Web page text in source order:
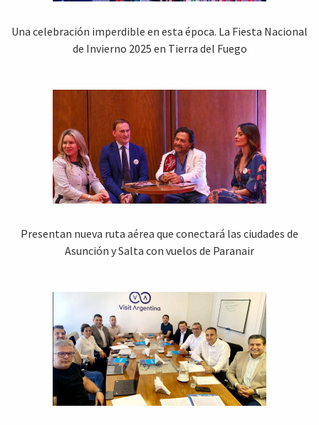
Una celebración imperdible en esta época. La Fiesta Nacional
de Invierno 2025 en Tierra del Fuego
Presentan nueva ruta aérea que conectará las ciudades de
Asunción y Salta con vuelos de Paranair